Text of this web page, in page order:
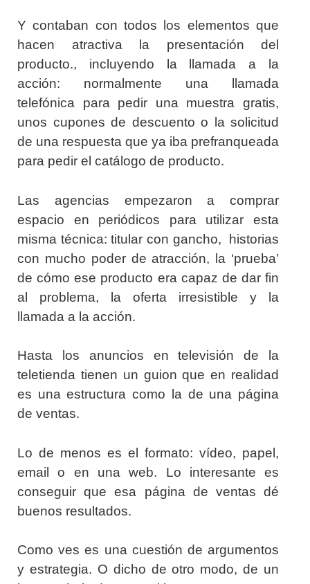
Y contaban con todos los elementos que
hacen atractiva la presentación del
producto., incluyendo la llamada a la
acción: normalmente una llamada
telefónica para pedir una muestra gratis,
unos cupones de descuento o la solicitud
de una respuesta que ya iba prefranqueada
para pedir el catálogo de producto.
Las agencias empezaron a comprar
espacio en periódicos para utilizar esta
misma técnica: titular con gancho, historias
con mucho poder de atracción, la ‘prueba’
de cómo ese producto era capaz de dar fin
al problema, la oferta irresistible y la
llamada a la acción.
Hasta los anuncios en televisión de la
teletienda tienen un guion que en realidad
es una estructura como la de una página
de ventas.
Lo de menos es el formato: vídeo, papel,
email o en una web. Lo interesante es
conseguir que esa página de ventas dé
buenos resultados.
Como ves es una cuestión de argumentos
y estrategia. O dicho de otro modo, de un